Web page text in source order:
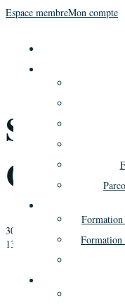
Espace membreMon compte
« Tous les Évènements
Cycle 2
30 novembre 2021 @ 9 h 00
1350€
Formation
Supervision 2021 –